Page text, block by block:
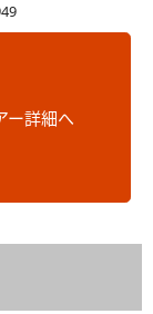
ー詳細へ